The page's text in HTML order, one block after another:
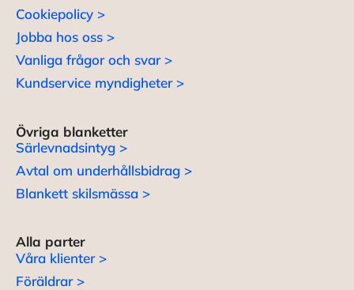
Cookiepolicy >
Jobba hos oss >
Vanliga frågor och svar >
Kundservice myndigheter >
Övriga blanketter
Särlevnadsintyg >
Avtal om underhållsbidrag >
Blankett skilsmässa >
Alla parter
Våra klienter >
Föräldrar >